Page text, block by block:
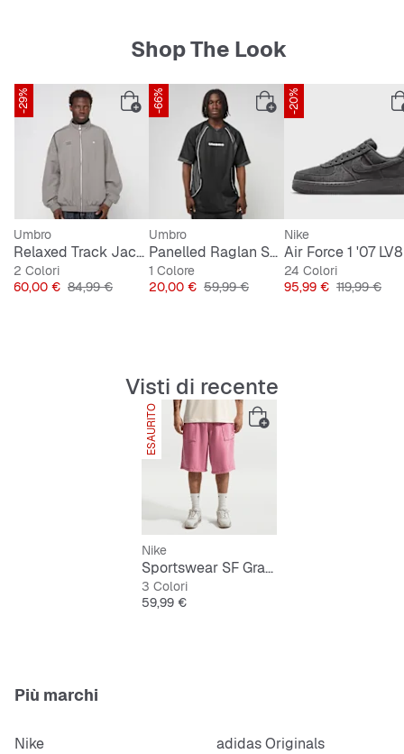
Shop The Look
-29%
Umbro
Relaxed Track Jacket
2 Colori
Prezzo
60,00 € Prezzo originale
84,99 €
-66%
Umbro
Panelled Raglan Shirt
1 Colore
Prezzo
20,00 € Prezzo originale
59,99 €
-20%
Nike
24 Colori
Prezzo
95,99 € Prezzo
119,99 €
Visti di recente
ESAURITO
Nike
Sportswear SF Graphic Short
3 Colori
Prezzo
59,99 €
Più marchi
Nike
adidas Originals